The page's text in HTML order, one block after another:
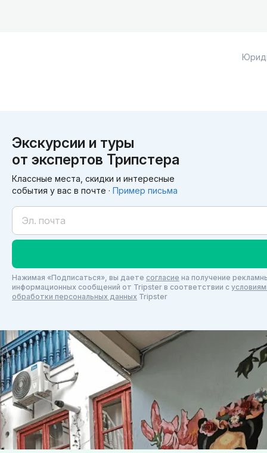
Экскурсии и туры
от экспертов Трипстера
Классные места, скидки и интересные
события у вас в почте · Пример письма
Нажимая «Подписаться», вы даете согласие на получение
информационных сообщений от Tripster в соответствии c
обработки персональных данных Tripster